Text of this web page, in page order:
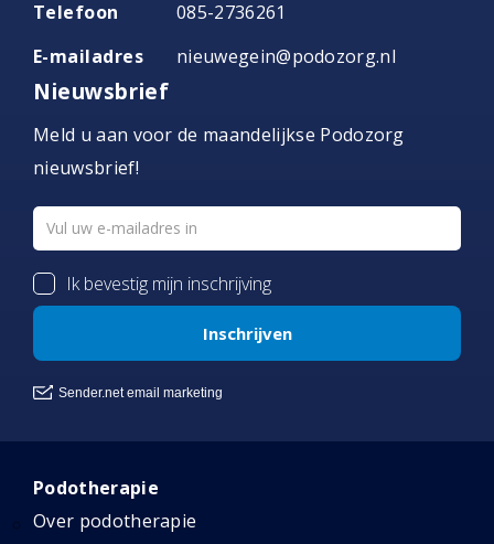
Telefoon
085-2736261
E-mailadres
nieuwegein@podozorg.nl
Nieuwsbrief
Meld u aan voor de maandelijkse Podozorg
nieuwsbrief!
Podotherapie
Over podotherapie